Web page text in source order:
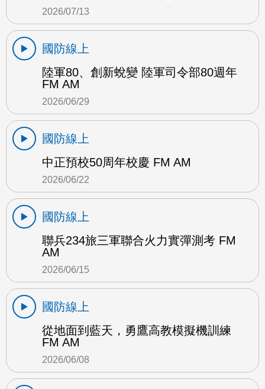
2026/07/13
國防線上
陸軍80、創新蛻變 陸軍司令部80週年
FM AM
2026/06/29
國防線上
中正預校50周年校慶 FM AM
2026/06/22
國防線上
聯兵234旅三軍聯合火力實彈測考 FM
AM
2026/06/15
國防線上
從地面到藍天，勇鷹高教模擬機訓練
FM AM
2026/06/08